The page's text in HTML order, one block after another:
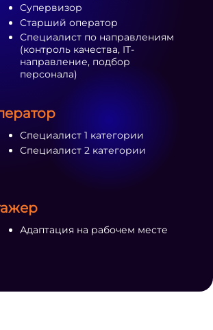
Адаптация на рабочем месте
Специалист 1 категории
Специалист 2 категории
Супервизор
Старший оператор
Специалист по направлениям
(контроль качества, IT-
направление, подбор
персонала)